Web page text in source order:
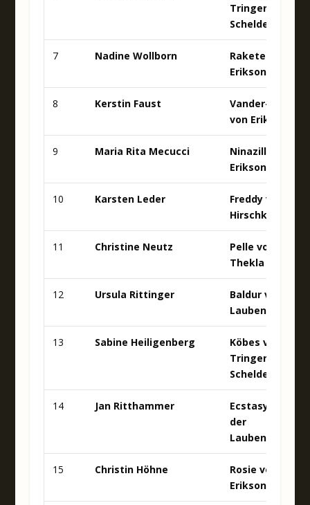
Tringensteiner
Schelderwald
7 Nadine Wollborn
Rakete von
Erikson
8 Kerstin Faust
Vander-Valk
von Erikson
9 Maria Rita Mecucci
Ninazilli von
Erikson
10 Karsten Leder
Freddy von der
Hirschkanzel
11 Christine Neutz
Pelle von
Thekla
12 Ursula Rittinger
Baldur von der
Laubenhaid
13 Sabine Heiligenberg
Köbes vom
Tringensteiner
Schelderwald
14 Jan Ritthammer
Ecstasy von
der
Laubenhaid
15 Christin Höhne
Rosie von
Erikson